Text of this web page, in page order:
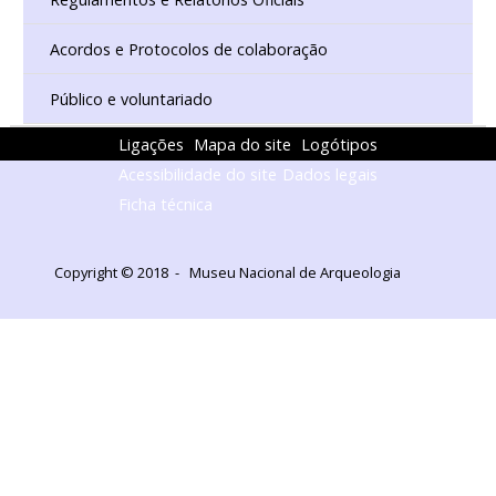
Acordos e Protocolos de colaboração
Público e voluntariado
Ligações Mapa do site Logótipos
Acessibilidade do site Dados legais
Ficha técnica
Copyright © 2018 - Museu Nacional de Arqueologia